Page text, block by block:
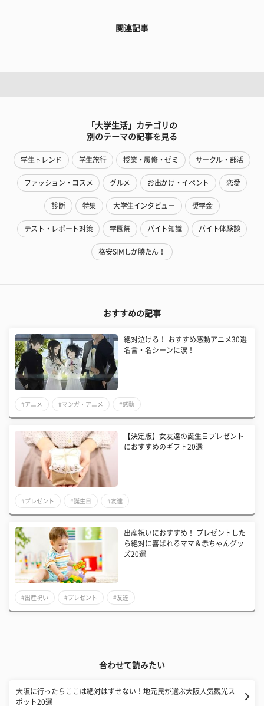
関連記事
「大学生活」カテゴリの
別のテーマの記事を見る
学生トレンド 学生旅行 授業・履修・ゼミ サークル・部活
ファッション・コスメ グルメ お出かけ・イベント 恋愛
診断 特集 大学生インタビュー 奨学金
テスト・レポート対策 学園祭 バイト知識 バイト体験談
格安SIMしか勝たん！
おすすめの記事
絶対泣ける！ おすすめ感動アニメ30選
名言・名シーンに涙！
#アニメ #マンガ・アニメ #感動
【決定版】女友達の誕生日プレゼント
におすすめのギフト20選
#プレゼント #誕生日 #友達
出産祝いにおすすめ！ プレゼントした
ら絶対に喜ばれるママ＆赤ちゃんグッ
ズ20選
#出産祝い #プレゼント #友達
合わせて読みたい
大阪に行ったらここは絶対はずせない！地元民が選ぶ大阪人気観光ス
ポット20選